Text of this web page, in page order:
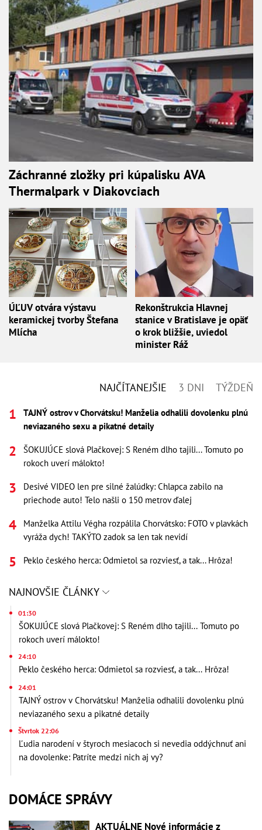
Záchranné zložky pri kúpalisku AVA
Thermalpark v Diakovciach
ÚĽUV otvára výstavu
keramickej tvorby Štefana
Mlícha
Rekonštrukcia Hlavnej
stanice v Bratislave je opäť
o krok bližšie, uviedol
minister Ráž
NAJČÍTANEJŠIE 3 DNI TÝŽDEŇ
TAJNÝ ostrov v Chorvátsku! Manželia odhalili dovolenku plnú
neviazaného sexu a pikatné detaily
ŠOKUJÚCE slová Plačkovej: S Reném dlho tajili... Tomuto po
rokoch uverí málokto!
Desivé VIDEO len pre silné žalúdky: Chlapca zabilo na
priechode auto! Telo našli o 150 metrov ďalej
Manželka Attilu Végha rozpálila Chorvátsko: FOTO v plavkách
vyráža dych! TAKÝTO zadok sa len tak nevidí
Peklo českého herca: Odmietol sa rozviesť, a tak... Hrôza!
NAJNOVŠIE ČLÁNKY
01:30
ŠOKUJÚCE slová Plačkovej: S Reném dlho tajili... Tomuto po
rokoch uverí málokto!
24:10
Peklo českého herca: Odmietol sa rozviesť, a tak... Hrôza!
24:01
TAJNÝ ostrov v Chorvátsku! Manželia odhalili dovolenku plnú
neviazaného sexu a pikatné detaily
Štvrtok 22:06
Ľudia narodení v štyroch mesiacoch si nevedia oddýchnuť ani
na dovolenke: Patríte medzi nich aj vy?
DOMÁCE SPRÁVY
AKTUÁLNE Nové informácie z